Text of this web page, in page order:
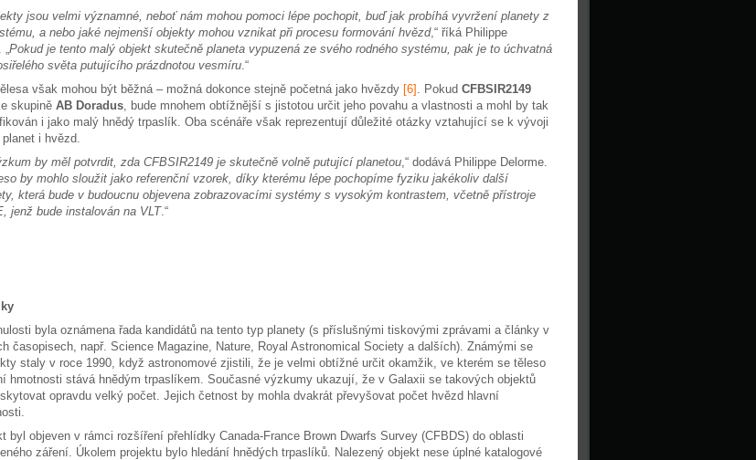
jsou velmi významné, neboť nám mohou pomoci lépe pochopit, buď jak probíhá vyvržení planety z
a nebo jaké nejmenší objekty mohou vznikat při procesu formování hvězd,“ říká Philippe
„Pokud je tento malý objekt skutečně planeta vypuzená ze svého rodného systému, pak je to úchvatná
světa putujícího prázdnotou vesmíru.“
však mohou být běžná – možná dokonce stejně početná jako hvězdy [6] . Pokud CFBSIR2149
skupině AB Doradus, bude mnohem obtížnější s jistotou určit jeho povahu a vlastnosti a mohl by tak
i jako malý hnědý trpaslík. Oba scénáře však reprezentují důležité otázky vztahující se k vývoji
i hvězd.
by měl potvrdit, zda CFBSIR2149 je skutečně volně putující planetou,“ dodává Philippe Delorme.
by mohlo sloužit jako referenční vzorek, díky kterému lépe pochopíme fyziku jakékoliv další
která bude v budoucnu objevena zobrazovacími systémy s vysokým kontrastem, včetně přístroje
jenž bude instalován na VLT.“
byla oznámena řada kandidátů na tento typ planety (s příslušnými tiskovými zprávami a články v
časopisech, např. Science Magazine, Nature, Royal Astronomical Society a dalších). Známými se
staly v roce 1990, když astronomové zjistili, že je velmi obtížné určit okamžik, ve kterém se těleso
hmotnosti stává hnědým trpaslíkem. Současné výzkumy ukazují, že v Galaxii se takových objektů
opravdu velký počet. Jejich četnost by mohla dvakrát převyšovat počet hvězd hlavní
byl objeven v rámci rozšíření přehlídky Canada-France Brown Dwarfs Survey (CFBDS) do oblasti
záření. Úkolem projektu bylo hledání hnědých trpaslíků. Nalezený objekt nese úplné katalogové